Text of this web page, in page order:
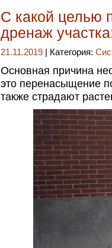
С какой целью
дренаж
21.11.2019 | Категория:
Основная причина
это перенасыщение
также страдают